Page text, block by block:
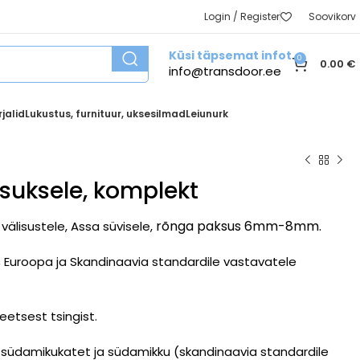
Login / Register Soovikorv
Küsi täpsemat infot
info@transdoor.ee
0 0.00 €
Lukustus, furnituur, uksesilmadLeiunurk
komplekt
Assa süvisele, rõnga paksus 6mm-8mm.
ja Skandinaavia standardile vastavatele
tsingist.
ja südamikku (skandinaavia standardile